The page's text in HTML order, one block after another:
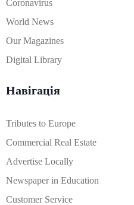
Coronavirus
World News
Our Magazines
Digital Library
Навігація
Tributes to Europe
Commercial Real Estate
Advertise Locally
Newspaper in Education
Customer Service